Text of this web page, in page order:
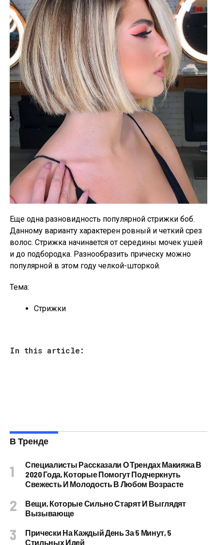
Еще одна разновидность популярной стрижки боб.
Данному варианту характерен ровный и четкий срез
волос. Стрижка начинается от середины мочек ушей
и до подбородка. Разнообразить прическу можно
популярной в этом году челкой-шторкой.
Тема:
Стрижки
In this article:
В Тренде
Специалисты Рассказали О Трендах Макияжа В
2020 Года, Которые Помогут Подчеркнуть
Свежесть И Молодость В Любом Возрасте
Вещи, Которые Сильно Старят И Выглядят
Вызывающе
Прически На Каждый День За 5 Минут, 5
Стильных Идей